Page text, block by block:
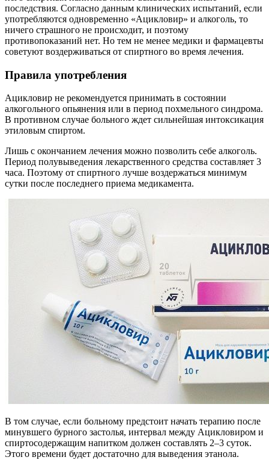
последствия. Согласно данным клинических испытаний, если
употребляются одновременно «Ацикловир» и алкоголь, то
ничего страшного не происходит, и поэтому
противопоказаний нет. Но тем не менее медики и фармацевты
советуют воздерживаться от спиртного во время лечения.
Правила употребления
Ацикловир не рекомендуется принимать в состоянии
алкогольного опьянения или в период похмельного синдрома.
В противном случае больного ждет сильнейшая интоксикация
этиловым спиртом.
Лишь с окончанием лечения можно позволить себе алкоголь.
Период полувыведения лекарственного средства составляет 3
часа. Поэтому от спиртного лучше воздержаться минимум
сутки после последнего приема медикамента.
В том случае, если больному предстоит начать терапию после
минувшего бурного застолья, интервал между Ацикловиром и
спиртосодержащим напитком должен составлять 2–3 суток.
Этого времени будет достаточно для выведения этанола.